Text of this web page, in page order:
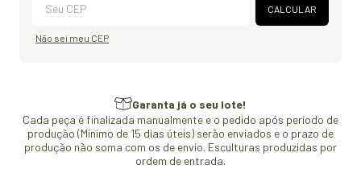
CALCULAR
Não sei meu CEP
Garanta já o seu lote!
Cada peça é finalizada manualmente e o pedido após período de
produção (Mínimo de 15 dias úteis) serão enviados e o prazo de
produção não soma com os de envio. Esculturas produzidas por
ordem de entrada.